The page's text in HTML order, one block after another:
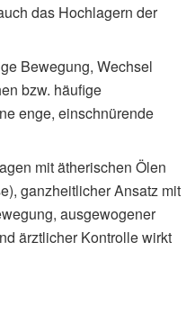
das Hochlagern der
Bewegung, Wechsel
bzw. häufige
enge, einschnürende
mit ätherischen Ölen
ganzheitlicher Ansatz mit
ausgewogener
ärztlicher Kontrolle wirkt